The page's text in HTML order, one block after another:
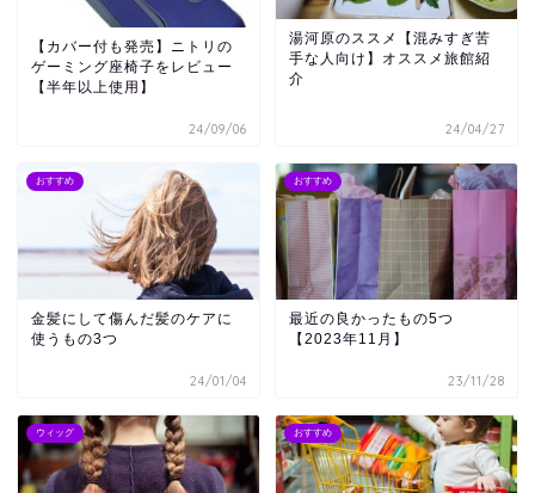
【カバー付も発売】ニトリの
ゲーミング座椅子をレビュー
【半年以上使用】
24/09/06
湯河原のススメ【混みすぎ苦
手な人向け】オススメ旅館紹
介
24/04/27
おすすめ
金髪にして傷んだ髪のケアに
使うもの3つ
24/01/04
おすすめ
最近の良かったもの5つ
【2023年11月】
23/11/28
ウィッグ おすすめ